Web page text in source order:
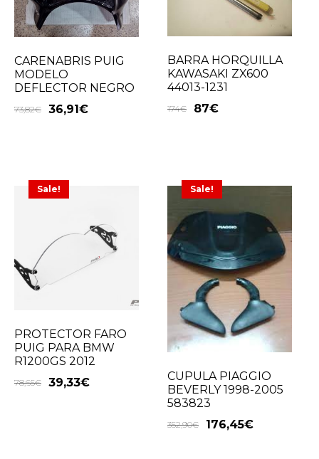
CARENABRIS PUIG
MODELO
DEFLECTOR NEGRO
73,82€ 36,91€
BARRA HORQUILLA
KAWASAKI ZX600
44013-1231
174€ 87€
Sale!
PROTECTOR FARO
PUIG PARA BMW
R1200GS 2012
78,65€ 39,33€
Sale!
CUPULA PIAGGIO
BEVERLY 1998-2005
583823
352,90€ 176,45€